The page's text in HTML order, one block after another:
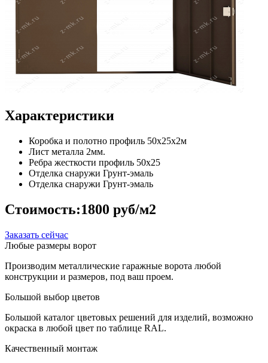
Характеристики
Коробка и полотно профиль 50х25х2м
Лист металла 2мм.
Ребра жесткости профиль 50х25
Отделка снаружи Грунт-эмаль
Отделка снаружи Грунт-эмаль
Стоимость:1800 руб/м2
Заказать сейчас
Любые размеры ворот
Производим металлические гаражные ворота любой
конструкции и размеров, под ваш проем.
Большой выбор цветов
Большой каталог цветовых решений для изделий, возможно
окраска в любой цвет по таблице RAL.
Качественный монтаж